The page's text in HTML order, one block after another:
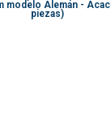
modelo Alemán -
piezas)